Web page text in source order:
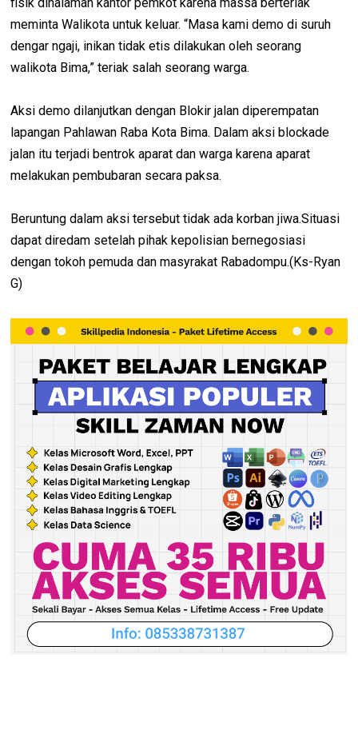
meminta Walikota untuk keluar. “Masa kami demo di suruh
dengar ngaji, inikan tidak etis dilakukan oleh seorang
walikota Bima,” teriak salah seorang warga.
Aksi demo dilanjutkan dengan Blokir jalan diperempatan
lapangan Pahlawan Raba Kota Bima. Dalam aksi blockade
jalan itu terjadi bentrok aparat dan warga karena aparat
melakukan pembubaran secara paksa.
Beruntung dalam aksi tersebut tidak ada korban jiwa.Situasi
dapat diredam setelah pihak kepolisian bernegosiasi
dengan tokoh pemuda dan masyrakat Rabadompu.(Ks-Ryan
G)